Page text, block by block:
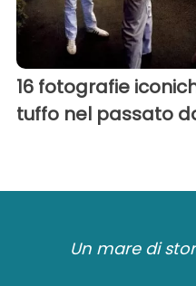
16 fotografie
tuffo nel passato
Un mare di